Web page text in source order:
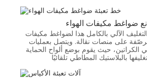
ضواغط مكيفات الهواء
الآلي بالكامل هذا لضواغط مكيفات
على منصات نقالة. ويتصل بعمليات
الكراتين، حيث يقوم بوضع ألواح الحماية